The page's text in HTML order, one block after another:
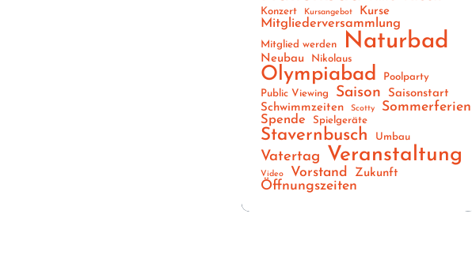
Konzert Kursangebot Kurse
Mitgliederversammlung
Mitglied werden Naturbad
Neubau Nikolaus
Olympiabad
Poolparty
Public Viewing
Saison
Saisonstart
Schwimmzeiten
Scotty Sommerferien
Spende Spielgeräte
Stavernbusch Umbau
Vatertag Veranstaltung
Video Vorstand Zukunft
Öffnungszeiten